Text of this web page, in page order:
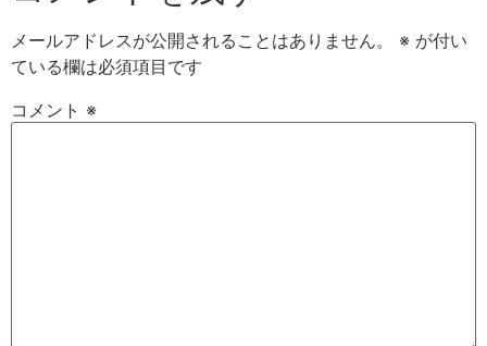
メールアドレスが公開されることはありません。 ※ が付い
ている欄は必須項目です
コメント ※